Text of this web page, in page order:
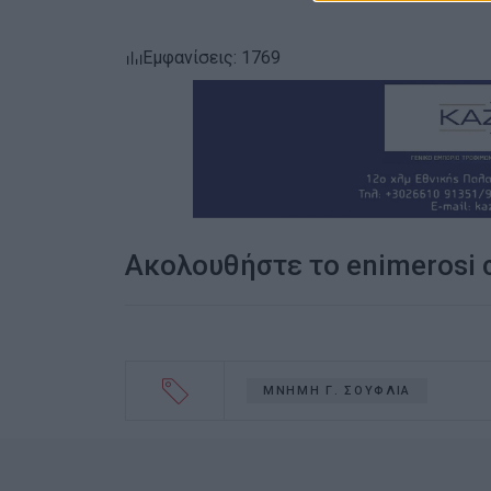
Εμφανίσεις: 1769
Ακολουθήστε το enimerosi
ΜΝΗΜΗ Γ. ΣΟΥΦΛΙΑ